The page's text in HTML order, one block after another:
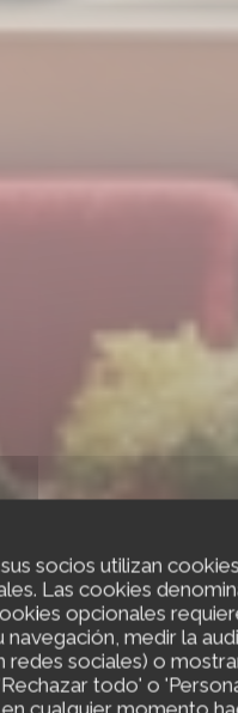
socios utilizan
Las cookies
opcionales
navegación, medir la
redes sociales) o
todo' o